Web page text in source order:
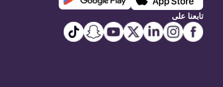
تابعنا على